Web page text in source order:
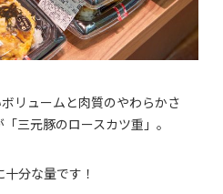
リュームと肉質のやわらかさ
三元豚のロースカツ重」。
分な量です！